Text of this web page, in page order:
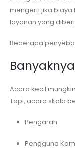
mengerti jika biaya
layanan yang
Beberapa
Acara kecil
Tapi, acara skala
Pengarah.
Pengguna